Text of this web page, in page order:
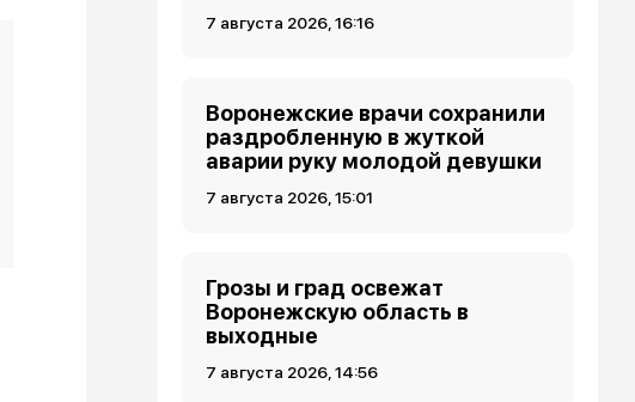
7 августа 2026, 16:16
Воронежские врачи сохранили
раздробленную в жуткой
аварии руку молодой девушки
7 августа 2026, 15:01
Грозы и град освежат
Воронежскую область в
выходные
7 августа 2026, 14:56